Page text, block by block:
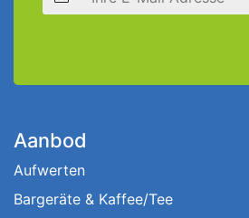
Aanbod
Aufwerten
Bargeräte & Kaffee/Tee